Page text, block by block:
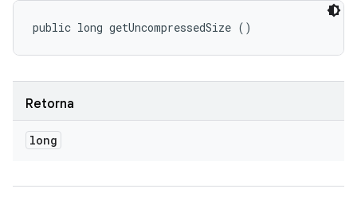
public long getUncompressedSize ()
Retorna
long